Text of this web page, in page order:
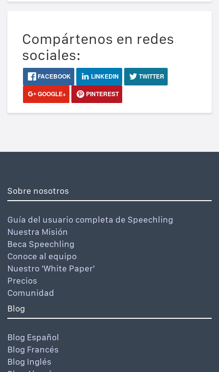
Compártenos en redes
sociales:
FACEBOOK LINKEDIN
TWITTER
GOOGLE+
PINTEREST
Sobre nosotros
Guía del usuario completa de Speechling
Nuestra Misión
Beca Speechling
Conoce al equipo
Nuestro 'White Paper'
Precios
Comunidad
Blog
Blog Español
Blog Francés
Blog Inglés